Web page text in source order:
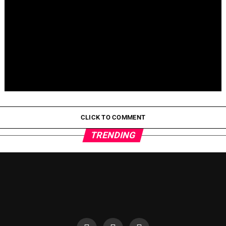
Pepeto Preventa: ¿Por Qué Está Ganando Popularidad?
CLICK TO COMMENT
TRENDING